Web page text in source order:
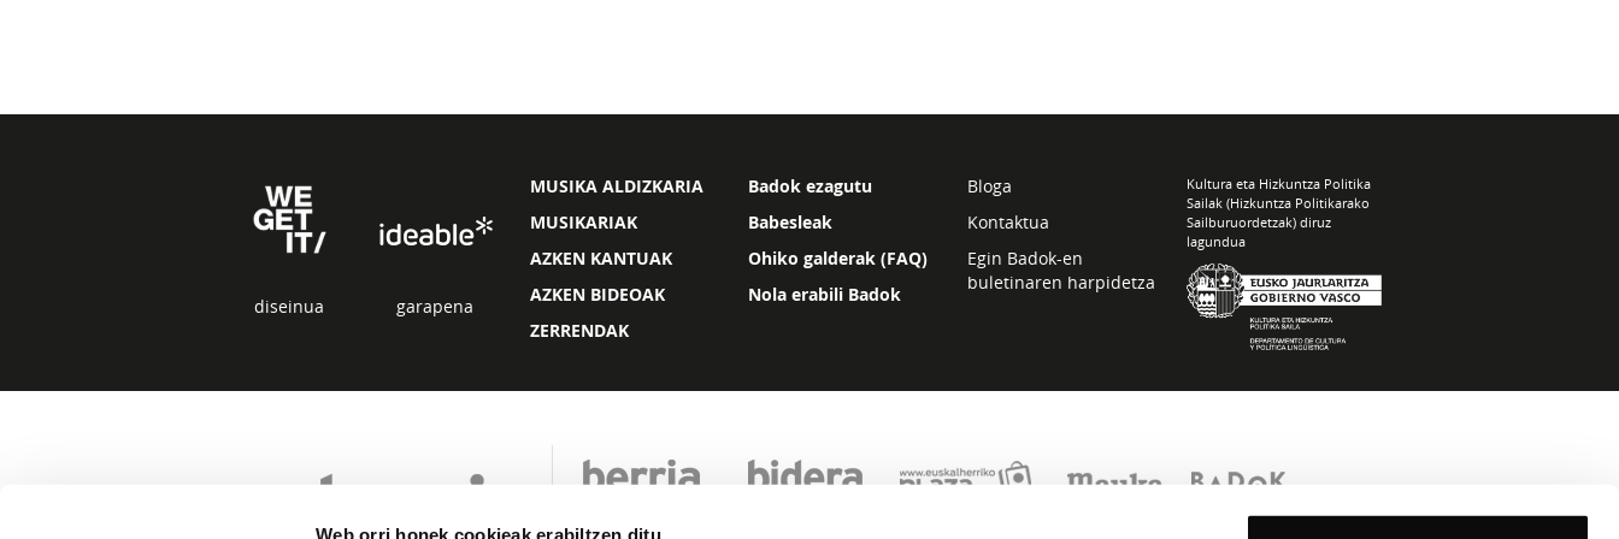
Web orri honek cookieak erabiltzen ditu
diseinua garapena
MUSIKA ALDIZKARIA
MUSIKARIAK
AZKEN KANTUAK
AZKEN BIDEOAK
ZERRENDAK
Badok ezagutu
Babesleak
Ohiko galderak (FAQ)
Nola erabili Badok
Bloga
Kontaktua
Egin Badok-en
buletinaren harpidetza
Kultura eta Hizkuntza Politika
Sailak (Hizkuntza Politikarako
Sailburuordetzak) diruz
lagundua